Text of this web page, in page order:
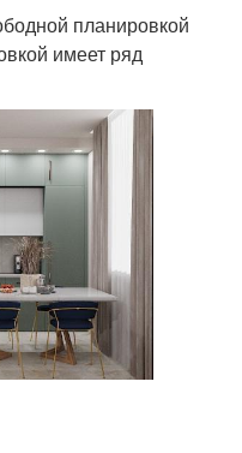
планировкой
имеет ряд